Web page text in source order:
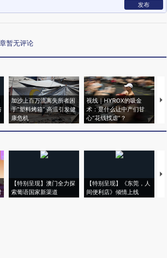
发布
暂无评论
加沙上百万流离失所者困
于“塑料烤箱” 高温引发健
康危机
视线｜HYROX的吸金
术：是什么让中产们甘
心“花钱找虐”？
【特别呈现】澳门全力探
索葡语国家新渠道
【特别呈现】《东莞，人
间便利店》倾情上线